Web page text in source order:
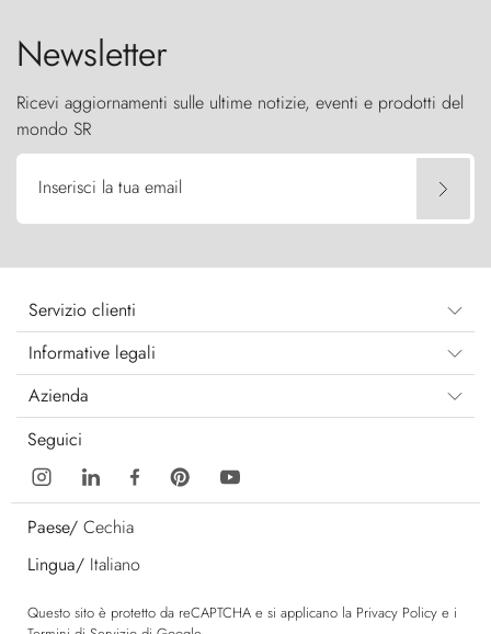
Newsletter
Ricevi aggiornamenti sulle ultime notizie, eventi e prodotti del
mondo SR
Inserisci la tua email
Servizio clienti
Informative legali
Azienda
Seguici
Paese/ Cechia
Lingua/ Italiano
Questo sito è protetto da reCAPTCHA e si applicano la Privacy Policy e i